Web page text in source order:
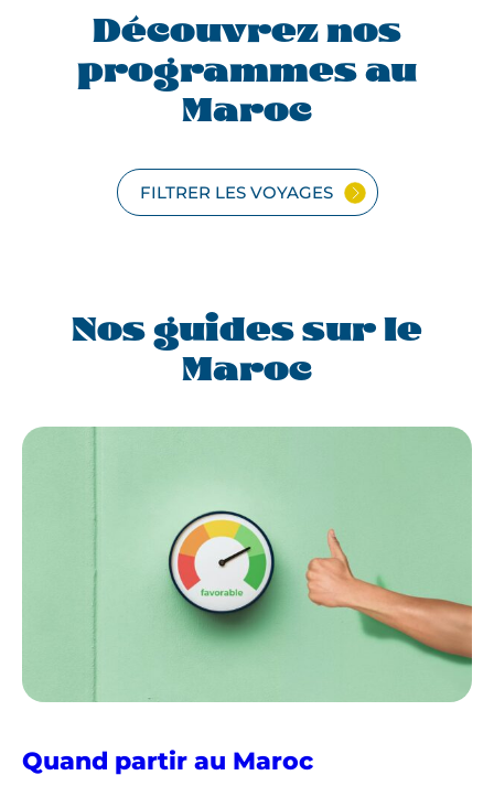
Découvrez nos
programmes au
Maroc
FILTRER LES VOYAGES
Nos guides sur le
Maroc
Quand partir au Maroc